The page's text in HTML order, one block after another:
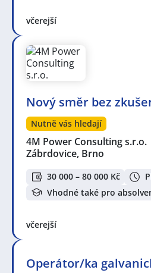
včerejší
Nový směr bez
Nutně vás hledají
4M Power Consulting s.r.o.
Zábrdovice, Brno
30 000 – 80 000 Kč
Vhodné také pro
včerejší
Operátor/ka